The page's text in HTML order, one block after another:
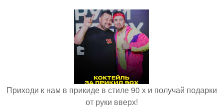
Приходи к нам в прикиде в стиле 90 х и получай подарки
от руки вверх!